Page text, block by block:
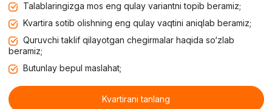
Talablaringizga mos eng qulay variantni topib beramiz;
Kvartira sotib olishning eng qulay vaqtini aniqlab beramiz;
Quruvchi taklif qilayotgan chegirmalar haqida so‘zlab
beramiz;
Butunlay bepul maslahat;
Kvartirani tanlang